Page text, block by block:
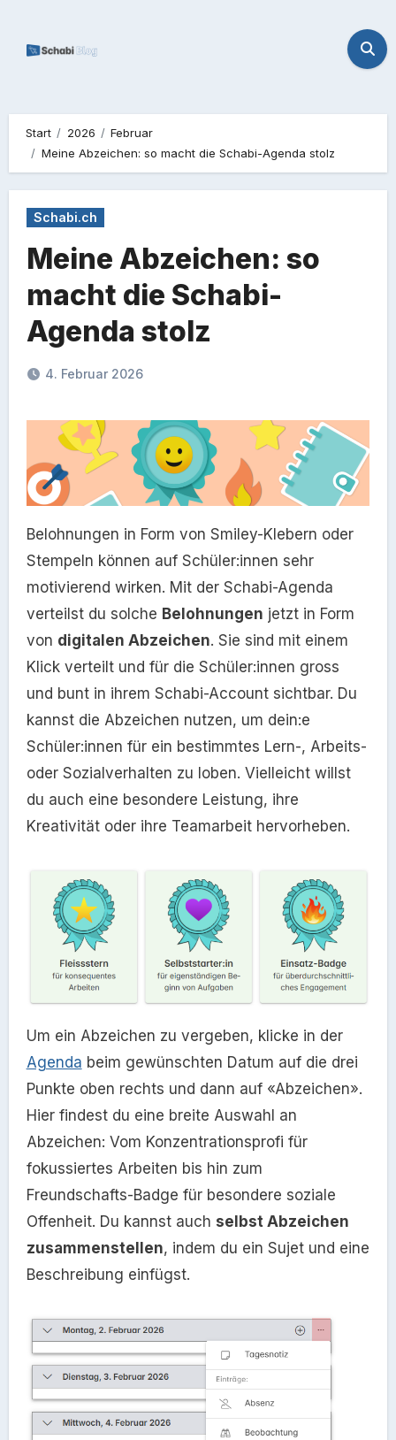
springen
Start 2026
Februar
Meine Abzeichen: so macht die Schabi-Agenda stolz
Schabi.ch
Meine Abzeichen: so
macht die Schabi-
Agenda stolz
4. Februar 2026
Belohnungen in Form von Smiley-Klebern oder
Stempeln können auf Schüler:innen sehr
motivierend wirken. Mit der Schabi-Agenda
verteilst du solche Belohnungen jetzt in Form
von digitalen Abzeichen. Sie sind mit einem
Klick verteilt und für die Schüler:innen gross
und bunt in ihrem Schabi-Account sichtbar. Du
kannst die Abzeichen nutzen, um dein:e
Schüler:innen für ein bestimmtes Lern-, Arbeits-
oder Sozialverhalten zu loben. Vielleicht willst
du auch eine besondere Leistung, ihre
Kreativität oder ihre Teamarbeit hervorheben.
Um ein Abzeichen zu vergeben, klicke in der
Agenda beim gewünschten Datum auf die drei
Punkte oben rechts und dann auf «Abzeichen».
Hier findest du eine breite Auswahl an
Abzeichen: Vom Konzentrationsprofi für
fokussiertes Arbeiten bis hin zum
Freundschafts-Badge für besondere soziale
Offenheit. Du kannst auch selbst Abzeichen
zusammenstellen, indem du ein Sujet und eine
Beschreibung einfügst.